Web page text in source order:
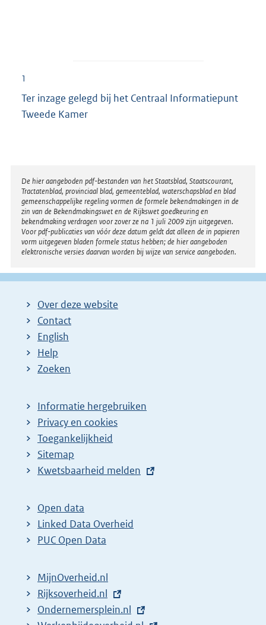
1
Ter inzage gelegd bij het Centraal Informatiepunt
Tweede Kamer
Disclaimer
De hier aangeboden pdf-bestanden van het Staatsblad, Staatscourant,
Tractatenblad, provinciaal blad, gemeenteblad, waterschapsblad en blad
gemeenschappelijke regeling vormen de formele bekendmakingen in de
zin van de Bekendmakingswet en de Rijkswet goedkeuring en
bekendmaking verdragen voor zover ze na 1 juli 2009 zijn uitgegeven.
Voor pdf-publicaties van vóór deze datum geldt dat alleen de in papieren
vorm uitgegeven bladen formele status hebben; de hier aangeboden
elektronische versies daarvan worden bij wijze van service aangeboden.
Over deze website
Contact
English
Help
Zoeken
Informatie hergebruiken
Privacy en cookies
Toegankelijkheid
Sitemap
E
t
e
r
l
i
n
Kwetsbaarheid melden
Open data
Linked Data Overheid
PUC Open Data
MijnOverheid.nl
E
x
Rijksoverheid.nl
E
Ondernemersplein.nl